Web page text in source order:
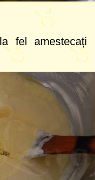
fel amestecați